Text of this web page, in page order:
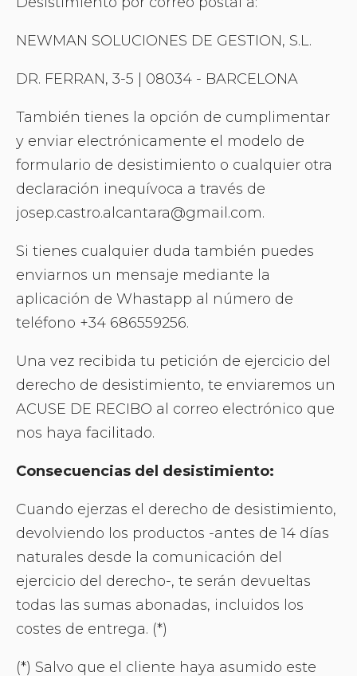
NEWMAN SOLUCIONES DE GESTION, S.L.
DR. FERRAN, 3-5 | 08034 - BARCELONA
También tienes la opción de cumplimentar
y enviar electrónicamente el modelo de
formulario de desistimiento o cualquier otra
declaración inequívoca a través de
josep.castro.alcantara@gmail.com.
Si tienes cualquier duda también puedes
enviarnos un mensaje mediante la
aplicación de Whastapp al número de
teléfono +34 686559256.
Una vez recibida tu petición de ejercicio del
derecho de desistimiento, te enviaremos un
ACUSE DE RECIBO al correo electrónico que
nos haya facilitado.
Consecuencias del desistimiento:
Cuando ejerzas el derecho de desistimiento,
devolviendo los productos -antes de 14 días
naturales desde la comunicación del
ejercicio del derecho-, te serán devueltas
todas las sumas abonadas, incluidos los
costes de entrega. (*)
(*) Salvo que el cliente haya asumido este